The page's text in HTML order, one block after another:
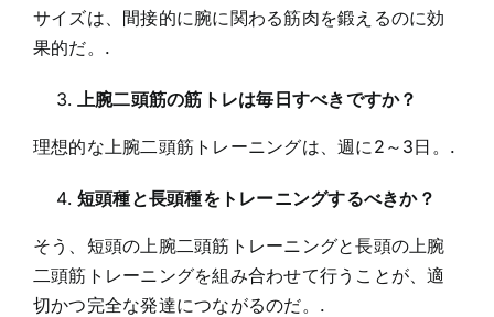
サイズは、間接的に腕に関わる筋肉を鍛えるのに効
果的だ。.
上腕二頭筋の筋トレは毎日すべきですか？
理想的な上腕二頭筋トレーニングは、週に2～3日。.
短頭種と長頭種をトレーニングするべきか？
そう、短頭の上腕二頭筋トレーニングと長頭の上腕
二頭筋トレーニングを組み合わせて行うことが、適
切かつ完全な発達につながるのだ。.